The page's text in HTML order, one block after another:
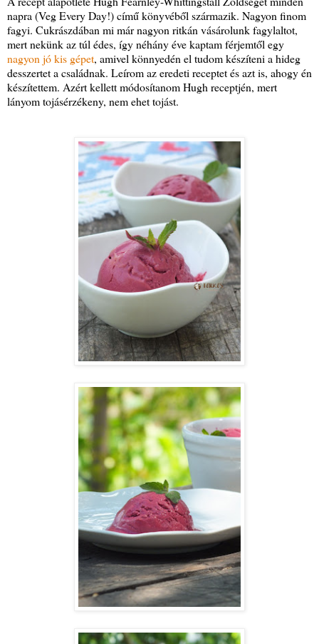
napra (Veg Every Day!) című könyvéből származik. Nagyon finom
fagyi. Cukrászdában mi már nagyon ritkán vásárolunk fagylaltot,
mert nekünk az túl édes, így néhány éve kaptam férjemtől egy
nagyon jó kis gépet, amivel könnyedén el tudom készíteni a hideg
desszertet a családnak. Leírom az eredeti receptet és azt is, ahogy én
készítettem. Azért kellett módosítanom Hugh receptjén, mert
lányom tojásérzékeny, nem ehet tojást.